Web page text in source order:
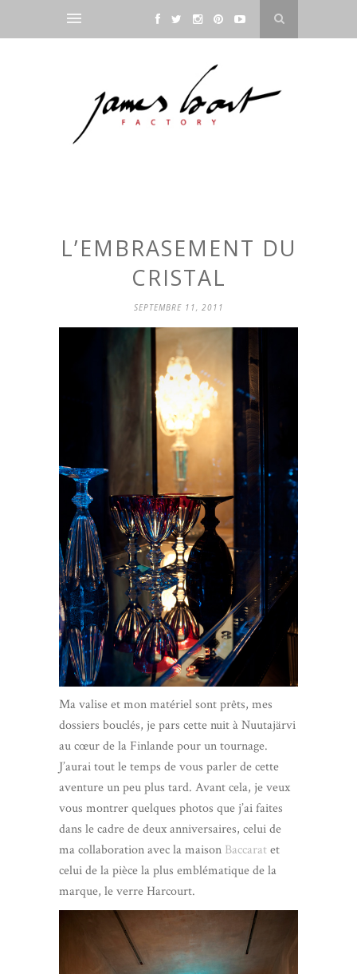
L’EMBRASEMENT DU
CRISTAL
SEPTEMBRE 11, 2011
Ma valise et mon matériel sont prêts, mes
dossiers bouclés, je pars cette nuit à Nuutajärvi
au cœur de la Finlande pour un tournage.
J’aurai tout le temps de vous parler de cette
aventure un peu plus tard. Avant cela, je veux
vous montrer quelques photos que j’ai faites
dans le cadre de deux anniversaires, celui de
ma collaboration avec la maison Baccaratet
celui de la pièce la plus emblématique de la
marque, le verre Harcourt.